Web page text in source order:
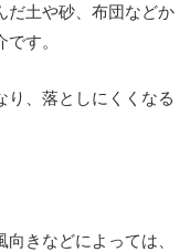
だ土や砂、布団などか
す。
り、落としにくくなる
きなどによっては、